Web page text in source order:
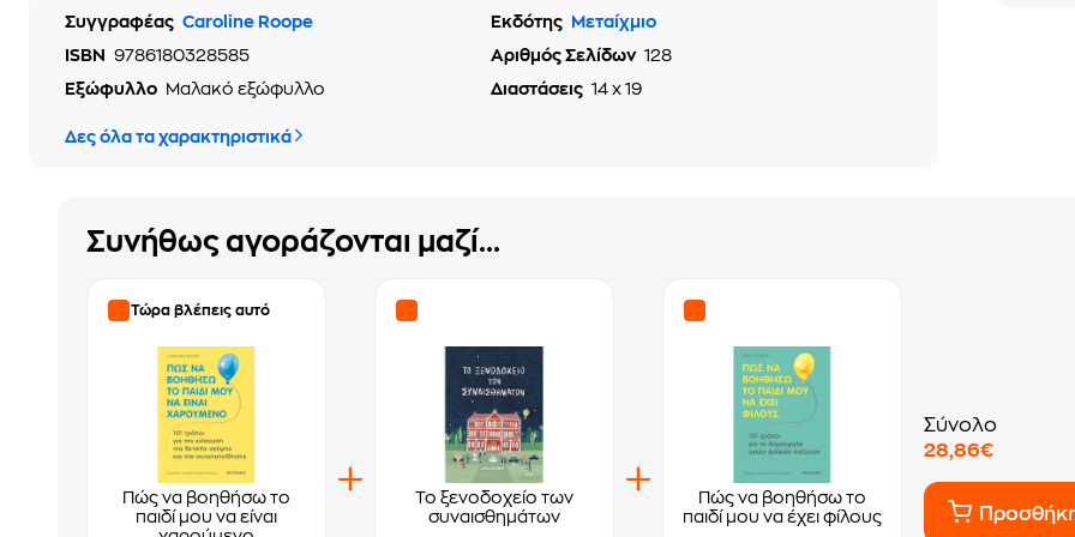
Συγγραφέας Caroline Roope Εκδότης
Μεταίχμιο
ISBN
9786180328585 Αριθμός Σελίδων 128
Εξώφυλλο
Μαλακό εξώφυλλο Διαστάσεις 14 x 19
Δες όλα τα χαρακτηριστικά
Συνήθως αγοράζονται μαζί...
Τώρα βλέπεις αυτό
Πώς να βοηθήσω το
παιδί μου να είναι
Το ξενοδοχείο των
συναισθημάτων
Πώς να βοηθήσω το
παιδί μου να έχει φίλους
Σύνολο
28,86€